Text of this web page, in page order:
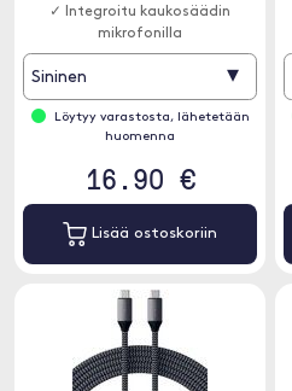
✓ Integroitu kaukosäädin
mikrofonilla
Sininen ▾
Löytyy varastosta, lähetetään
huomenna
16.90 €
Lisää ostoskoriin